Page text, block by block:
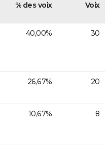
% des voix Voix
40,00% 30
26,67% 20
10,67% 8